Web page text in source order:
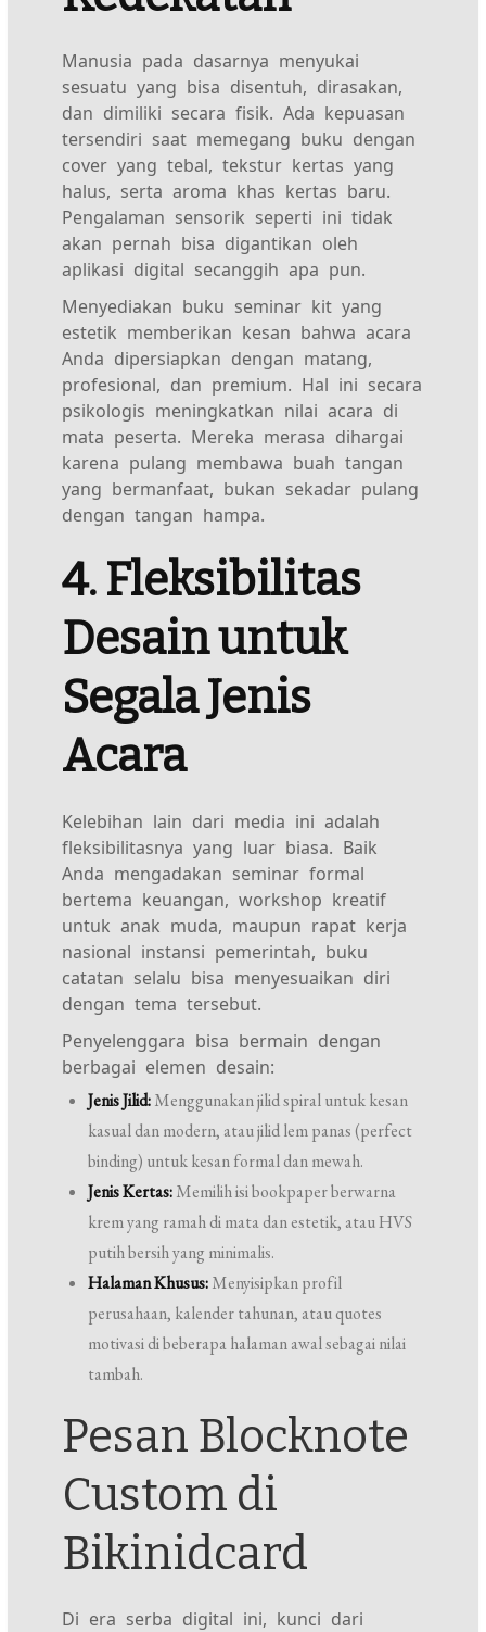
Manusia pada dasarnya menyukai
sesuatu yang bisa disentuh, dirasakan,
dan dimiliki secara fisik. Ada kepuasan
tersendiri saat memegang buku dengan
cover yang tebal, tekstur kertas yang
halus, serta aroma khas kertas baru.
Pengalaman sensorik seperti ini tidak
akan pernah bisa digantikan oleh
aplikasi digital secanggih apa pun.
Menyediakan buku seminar kit yang
estetik memberikan kesan bahwa acara
Anda dipersiapkan dengan matang,
profesional, dan premium. Hal ini secara
psikologis meningkatkan nilai acara di
mata peserta. Mereka merasa dihargai
karena pulang membawa buah tangan
yang bermanfaat, bukan sekadar pulang
dengan tangan hampa.
4. Fleksibilitas
Desain untuk
Segala Jenis
Acara
Kelebihan lain dari media ini adalah
fleksibilitasnya yang luar biasa. Baik
Anda mengadakan seminar formal
bertema keuangan, workshop kreatif
untuk anak muda, maupun rapat kerja
nasional instansi pemerintah, buku
catatan selalu bisa menyesuaikan diri
dengan tema tersebut.
Penyelenggara bisa bermain dengan
berbagai elemen desain:
Jenis Jilid:Menggunakan jilid spiral untuk kesan
kasual dan modern, atau jilid lem panas (perfect
binding) untuk kesan formal dan mewah.
Jenis Kertas:Memilih isi bookpaper berwarna
krem yang ramah di mata dan estetik, atau HVS
putih bersih yang minimalis.
Halaman Khusus:Menyisipkan profil
perusahaan, kalender tahunan, atau quotes
motivasi di beberapa halaman awal sebagai nilai
tambah.
Pesan Blocknote
Custom di
Bikinidcard
Di era serba digital ini, kunci dari